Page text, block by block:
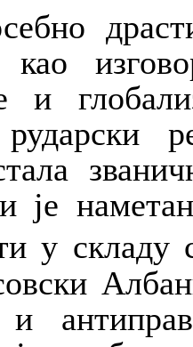
као
и
је
у
и